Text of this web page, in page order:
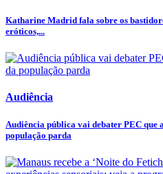
Katharine Madrid fala sobre os
eróticos,...
Audiência
Audiência pública vai debater PEC que
população parda